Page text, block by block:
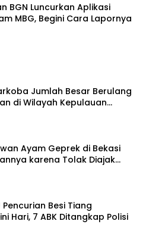
BGN Luncurkan Aplikasi
MBG, Begini Cara Lapornya
Jumlah Besar Berulang
di Wilayah Kepulauan
Ayam Geprek di Bekasi
karena Tolak Diajak
Besi Tiang
Hari, 7 ABK Ditangkap Polisi